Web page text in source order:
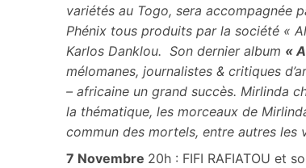
variétés au Togo, sera accompagnée
Phénix tous produits par la société «
Karlos Danklou. Son dernier album «
mélomanes, journalistes & critiques
– africaine un grand succès. Mirlinda
la thématique, les morceaux de
commun des mortels, entre autres les
7 Novembre 20h : FIFI RAFIATOU et